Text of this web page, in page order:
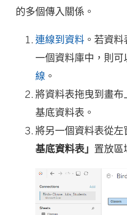
的多個傳入關係。
連線到資料 。若資
一個資料庫中，則可
線 。
將資料表拖曳到畫布
基底資料表。
將另一個資料表從左
基底資料表」 置放區